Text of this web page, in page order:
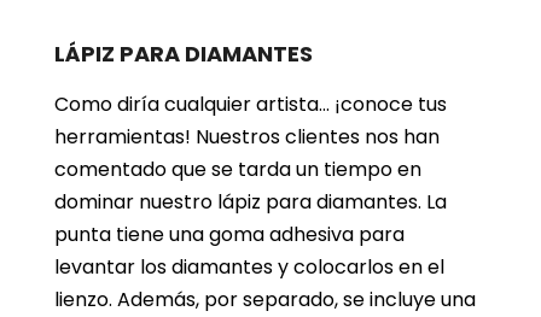
LÁPIZ PARA DIAMANTES
Como diría cualquier artista… ¡conoce tus
herramientas! Nuestros clientes nos han
comentado que se tarda un tiempo en
dominar nuestro lápiz para diamantes. La
punta tiene una goma adhesiva para
levantar los diamantes y colocarlos en el
lienzo. Además, por separado, se incluye una